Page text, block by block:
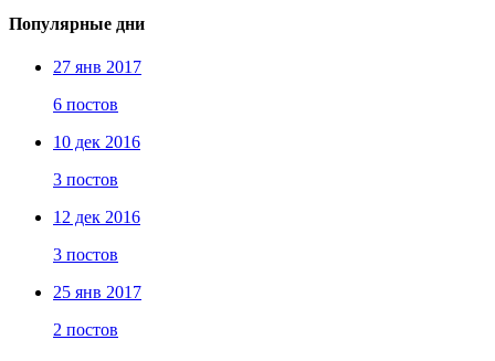
Популярные дни
27 янв 2017
6 постов
10 дек 2016
3 постов
12 дек 2016
3 постов
25 янв 2017
2 постов